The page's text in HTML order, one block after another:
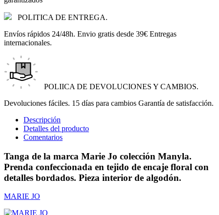
POLITICA DE ENTREGA.
Envíos rápidos 24/48h. Envio gratis desde 39€ Entregas
internacionales.
POLIICA DE DEVOLUCIONES Y CAMBIOS.
Devoluciones fáciles. 15 días para cambios Garantía de satisfacción.
Descripción
Detalles del producto
Comentarios
Tanga de la marca Marie Jo colección Manyla.
Prenda confeccionada en tejido de encaje floral con
detalles bordados. Pieza interior de algodón.
MARIE JO